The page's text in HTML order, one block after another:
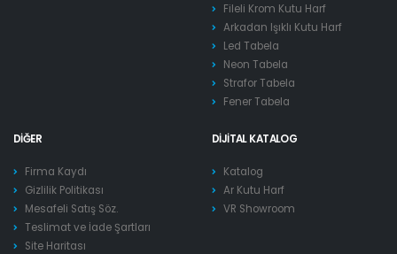
Fileli Krom Kutu Harf
Arkadan Işıklı Kutu Harf
Led Tabela
Neon Tabela
Strafor Tabela
Fener Tabela
DIĞER
Firma Kaydı
Gizlilik Politikası
Mesafeli Satış Söz.
Teslimat ve İade Şartları
Site Haritası
DIJITAL KATALOG
Katalog
Ar Kutu Harf
VR Showroom